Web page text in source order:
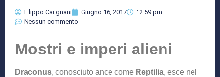
Filippo Carignani Giugno 16, 2017
12:59 pm
Nessun commento
Mostri e imperi alieni
Draconus, conosciuto ance come Reptilia, esce nel